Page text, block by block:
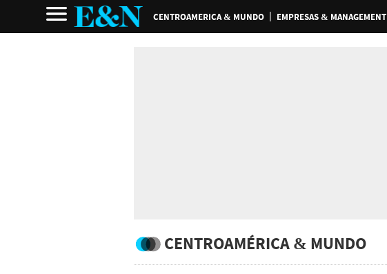
CENTROAMERICA & MUNDO EMPRESAS & MANAGEMENT
CENTROAMÉRICA & MUNDO